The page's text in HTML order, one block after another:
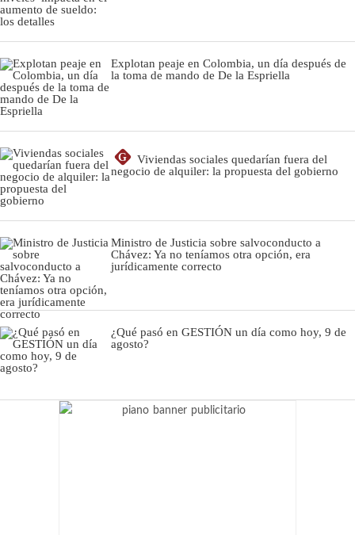
Explotan peaje en Colombia, un día después de
la toma de mando de De la Espriella
G
Viviendas sociales quedarían fuera del
negocio de alquiler: la propuesta del gobierno
Ministro de Justicia sobre salvoconducto a
Chávez: Ya no teníamos otra opción, era
jurídicamente correcto
¿Qué pasó en GESTIÓN un día como hoy, 9 de
agosto?